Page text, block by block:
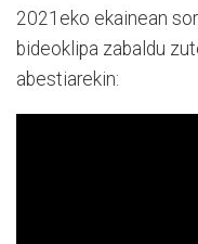
2021eko ekainean
bideoklipa zabaldu
abestiarekin: